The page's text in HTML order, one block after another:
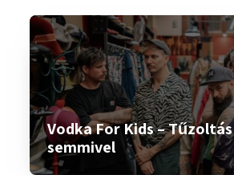
Vodka For Kids – Tűzoltás
semmivel